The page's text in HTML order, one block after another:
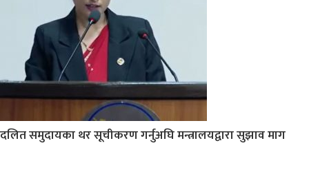
दलित समुदायका थर सूचीकरण गर्नुअघि मन्त्रालयद्वारा सुझाव माग